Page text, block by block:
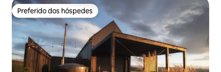
Preferido dos hóspedes
Preferido dos hóspedes